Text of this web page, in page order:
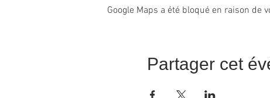
Au nom de Nathalie Masseraz
Il est possible de payer en
Google Maps a été bloqué en raison
Partager cet